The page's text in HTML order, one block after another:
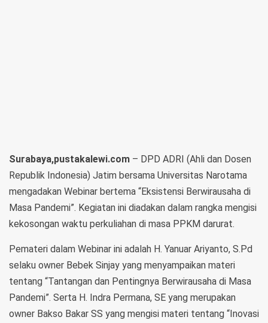
Surabaya,pustakalewi.com – DPD ADRI (Ahli dan Dosen
Republik Indonesia) Jatim bersama Universitas Narotama
mengadakan Webinar bertema “Eksistensi Berwirausaha di
Masa Pandemi”. Kegiatan ini diadakan dalam rangka mengisi
kekosongan waktu perkuliahan di masa PPKM darurat.
Pemateri dalam Webinar ini adalah H. Yanuar Ariyanto, S.Pd
selaku owner Bebek Sinjay yang menyampaikan materi
tentang “Tantangan dan Pentingnya Berwirausaha di Masa
Pandemi”. Serta H. Indra Permana, SE yang merupakan
owner Bakso Bakar SS yang mengisi materi tentang “Inovasi